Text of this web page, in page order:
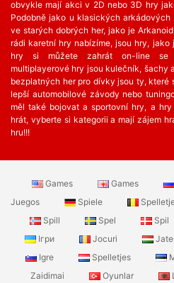
obvykle mají akci v 2D nebo 3D hry
Podobně jako u klasických
ve starých dobrých her, jako je
rádi karetní hry nabízíme, jsou hry,
hry si můžete zahrát on-line se
multiplayerové hry jsou kulečník, šachy
bezplatných her ​​pro dívky jsou ty, které
lepší automobilové závody nebo
měl také bojovat a sportovní hry, a
hrát, vyberte si kategorii a mají zájem
hru!!!
Games Games
Juegos
Spiele
Spill
Spel Spil
Ігри
Jocuri
Igre
Spelletjes
Zaidimai
Oyunlar